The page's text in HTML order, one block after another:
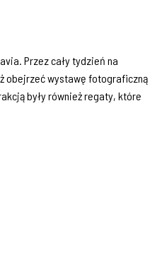
Przez cały tydzień na
obejrzeć wystawę fotograficzną
były również regaty, które